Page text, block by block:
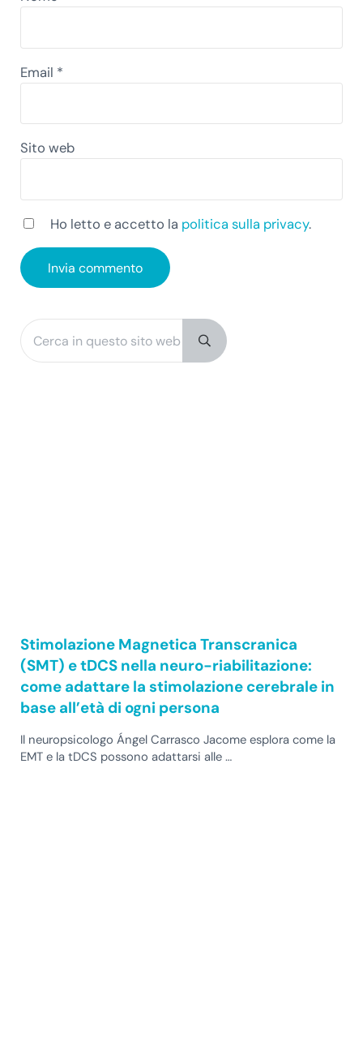
Email *
Sito web
Ho letto e accetto la politica sulla privacy.
Sidebar
Cerca in questo sito web
Submit search
Stimolazione Magnetica Transcranica
(SMT) e tDCS nella neuro-riabilitazione:
come adattare la stimolazione cerebrale in
base all’età di ogni persona
Il neuropsicologo Ángel Carrasco Jacome esplora come la
EMT e la tDCS possono adattarsi alle …